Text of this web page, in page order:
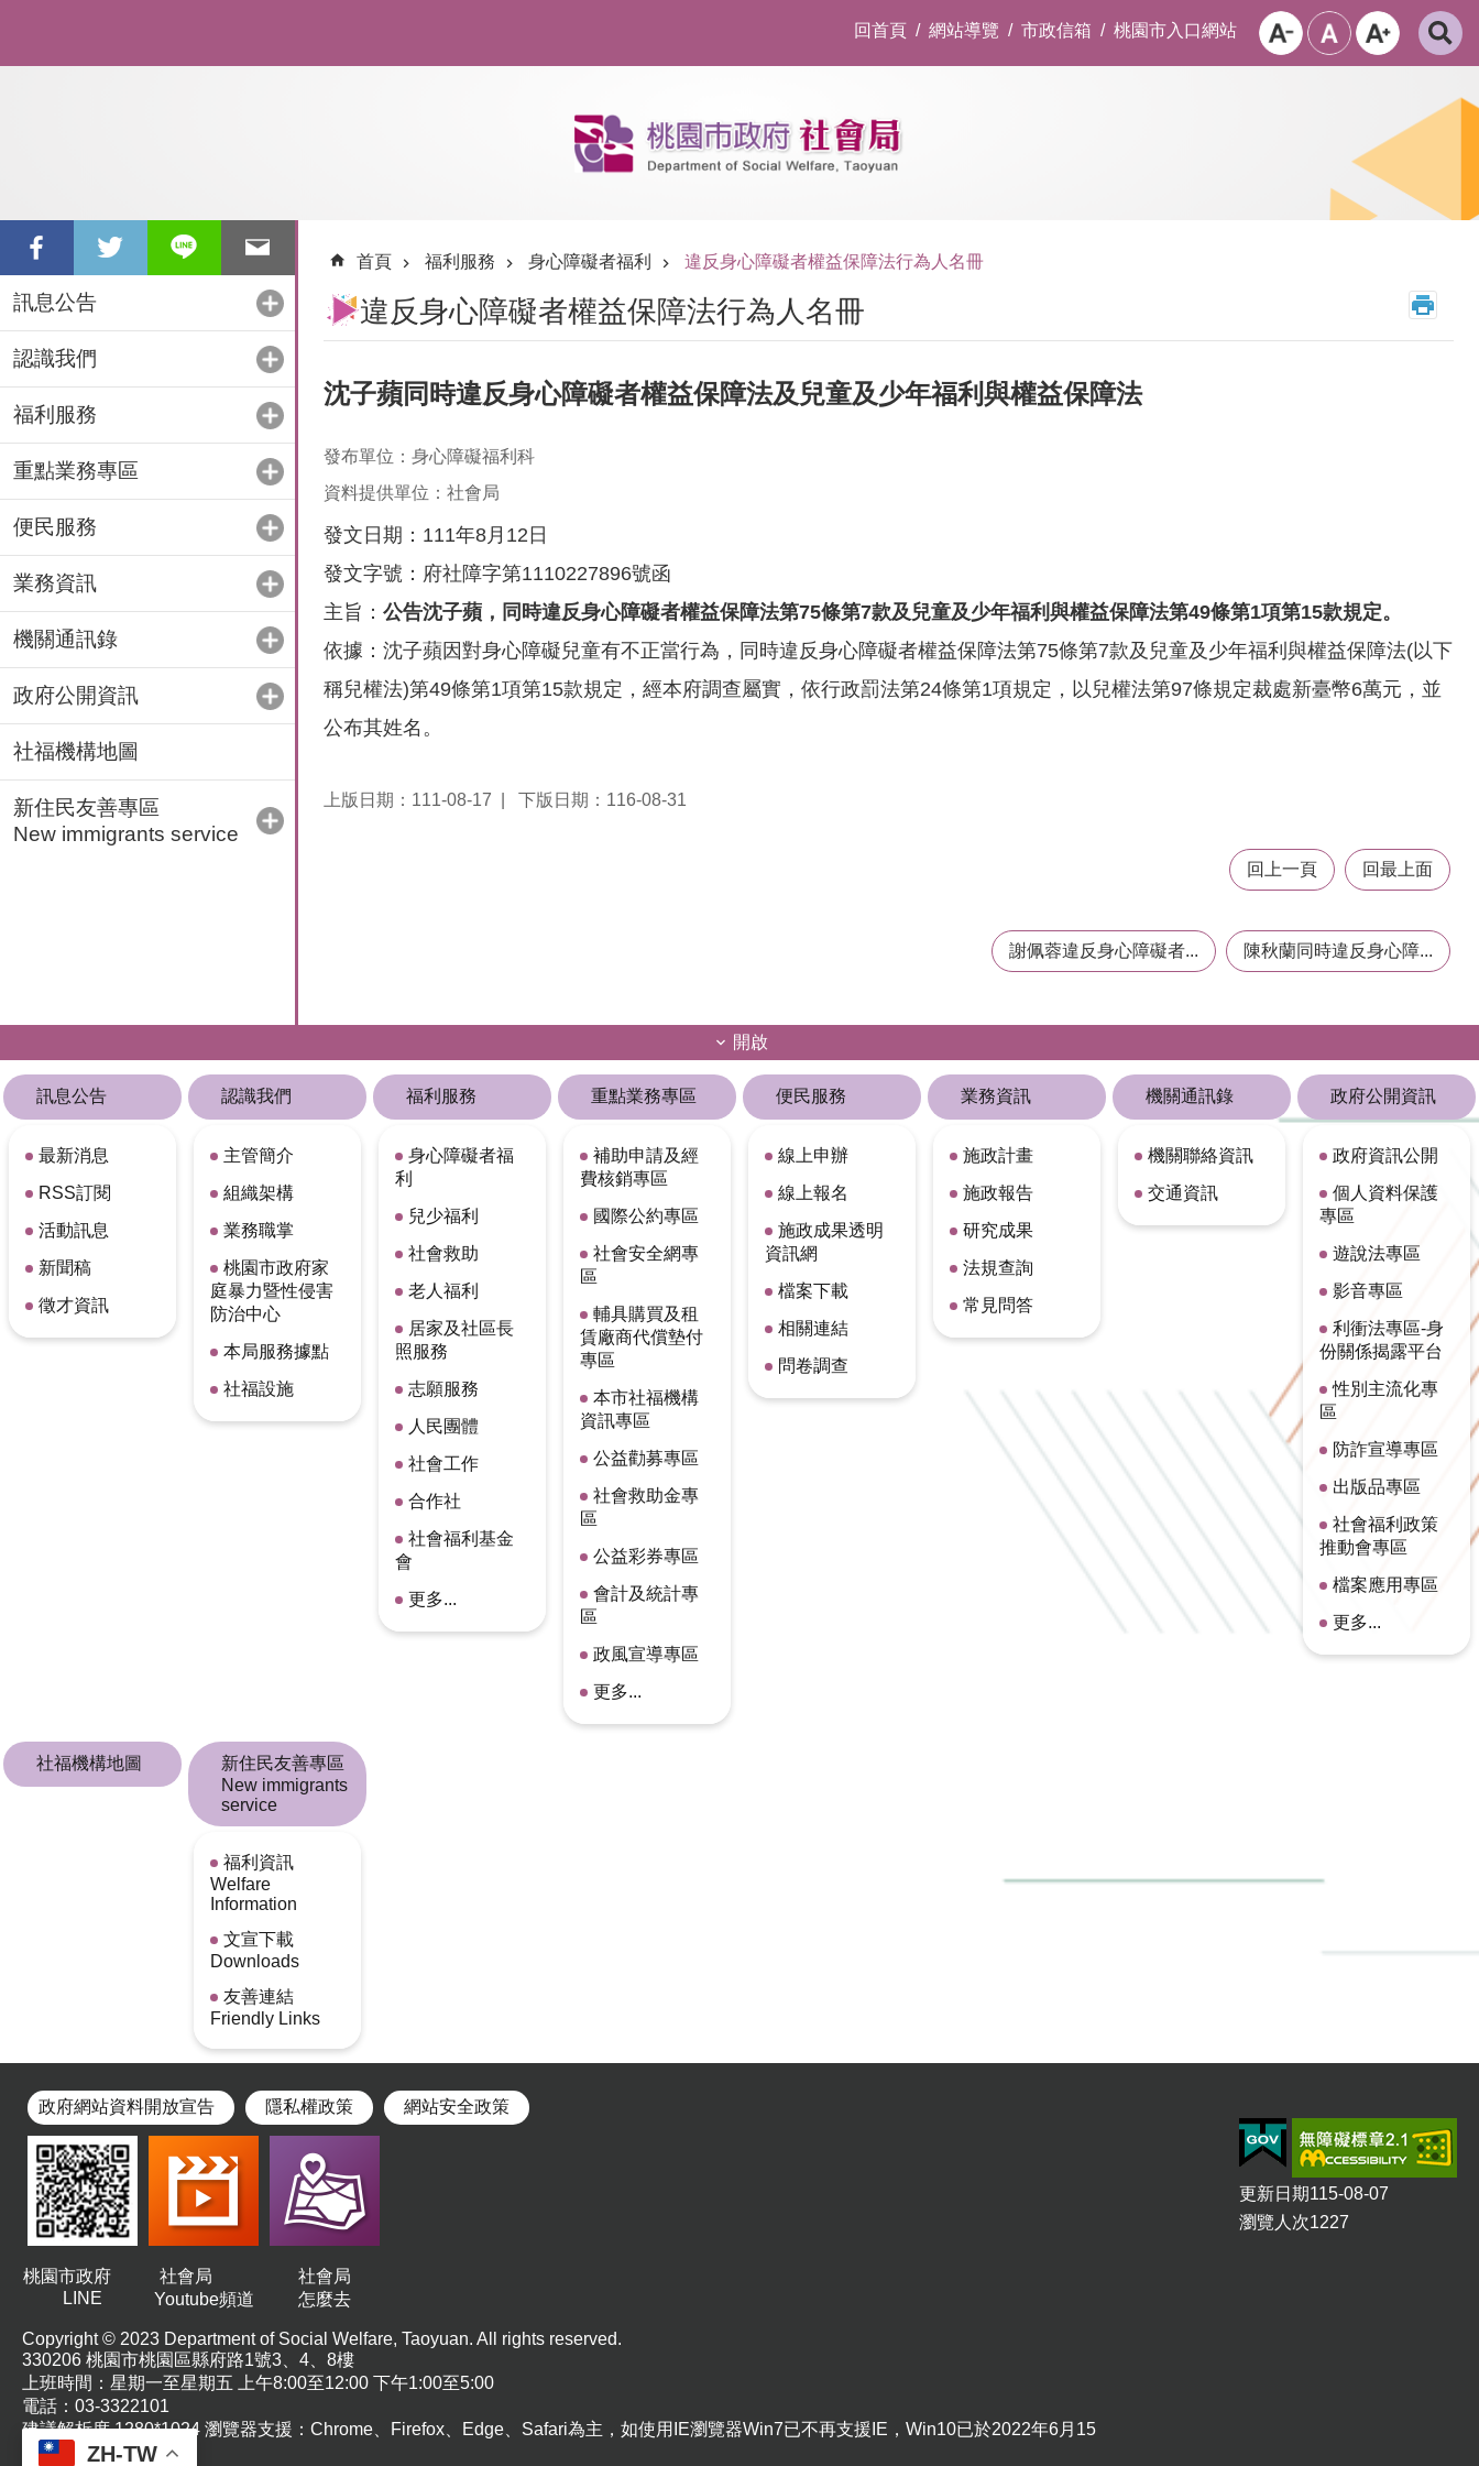
ZH-TW
回首頁 網站導覽 市政信箱 桃園市入口網站
訊息公告
認識我們
福利服務
重點業務專區
便民服務
業務資訊
機關通訊錄
政府公開資訊
社福機構地圖
新住民友善專區
New immigrants service
首頁 福利服務 身心障礙者福利 違反身心障礙者權益保障法行為人名冊
違反身心障礙者權益保障法行為人名冊
沈子蘋同時違反身心障礙者權益保障法及兒童及少年福利與權益保障法
發布單位：身心障礙福利科
資料提供單位：社會局
發文日期：111年8月12日
發文字號：府社障字第1110227896號函
主旨：公告沈子蘋，同時違反身心障礙者權益保障法第75條第7款及兒童及少年福利與權益保障法第49條第1項第15款規定。
依據：沈子蘋因對身心障礙兒童有不正當行為，同時違反身心障礙者權益保障法第75條第7款及兒童及少年福利與權益保障法(以下
稱兒權法)第49條第1項第15款規定，經本府調查屬實，依行政罰法第24條第1項規定，以兒權法第97條規定裁處新臺幣6萬元，並
公布其姓名。
上版日期：111-08-17 下版日期：116-08-31
回上一頁 回最上面
謝佩蓉違反身心障礙者... 陳秋蘭同時違反身心障...
開啟
訊息公告
最新消息
RSS訂閱
活動訊息
新聞稿
徵才資訊
認識我們
主管簡介
組織架構
業務職掌
桃園市政府家
庭暴力暨性侵害
防治中心
本局服務據點
社福設施
福利服務
身心障礙者福
利
兒少福利
社會救助
老人福利
居家及社區長
照服務
志願服務
人民團體
社會工作
合作社
社會福利基金
會
更多...
重點業務專區
補助申請及經
費核銷專區
國際公約專區
社會安全網專
區
輔具購買及租
賃廠商代償墊付
專區
本市社福機構
資訊專區
公益勸募專區
社會救助金專
區
公益彩券專區
會計及統計專
區
政風宣導專區
更多...
便民服務
線上申辦
線上報名
施政成果透明
資訊網
檔案下載
相關連結
問卷調查
業務資訊
施政計畫
施政報告
研究成果
法規查詢
常見問答
機關通訊錄
機關聯絡資訊
交通資訊
政府公開資訊
政府資訊公開
個人資料保護
專區
遊說法專區
影音專區
利衝法專區-身
份關係揭露平台
性別主流化專
區
防詐宣導專區
出版品專區
社會福利政策
推動會專區
檔案應用專區
更多...
社福機構地圖
新住民友善專區
New immigrants
service
福利資訊
Welfare
Information
文宣下載
Downloads
友善連結
Friendly Links
政府網站資料開放宣告 隱私權政策 網站安全政策
桃園市政府
LINE
社會局
Youtube頻道
社會局
怎麼去
Copyright © 2023 Department of Social Welfare, Taoyuan. All rights reserved.
330206 桃園市桃園區縣府路1號3、4、8樓
上班時間：星期一至星期五 上午8:00至12:00 下午1:00至5:00
電話：03-3322101
建議解析度 1280*1024 瀏覽器支援：Chrome、Firefox、Edge、Safari為主，如使用IE瀏覽器Win7已不再支援IE，Win10已於2022年6月15
日淘汰並停止支援IE。
更新日期115-08-07
瀏覽人次1227